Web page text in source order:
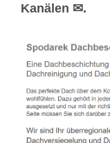
Kanälen ✉.